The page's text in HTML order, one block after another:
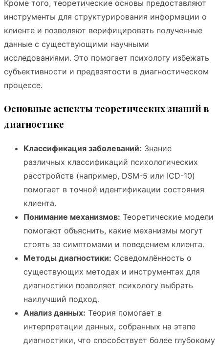
Кроме того, теоретические основы предоставляют
инструменты для структурирования информации о
клиенте и позволяют верифицировать полученные
данные с существующими научными
исследованиями. Это помогает психологу избежать
субъективности и предвзятости в диагностическом
процессе.
Основные аспекты теоретических знаний в
диагностике
Классификация заболеваний: Знание
различных классификаций психологических
расстройств (например, DSM-5 или ICD-10)
помогает в точной идентификации состояния
клиента.
Понимание механизмов: Теоретические модели
помогают объяснить, какие механизмы могут
стоять за симптомами и поведением клиента.
Методы диагностики: Осведомлённость о
существующих методах и инструментах для
диагностики позволяет психологу выбрать
наилучший подход.
Анализ данных: Теория помогает в
интерпретации данных, собранных на этапе
диагностики, что способствует более глубокому